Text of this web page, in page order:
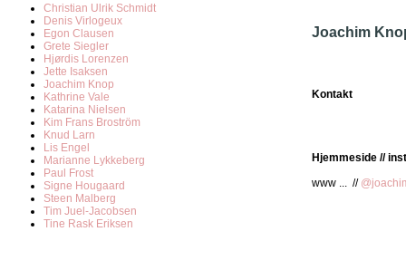
Christian Ulrik Schmidt
Denis Virlogeux
Egon Clausen
Grete Siegler
Hjørdis Lorenzen
Jette Isaksen
Joachim Knop
Kathrine Vale
Katarina Nielsen
Kim Frans Broström
Knud Larn
Lis Engel
Marianne Lykkeberg
Paul Frost
Signe Hougaard
Steen Malberg
Tim Juel-Jacobsen
Tine Rask Eriksen
Joachim
Kontakt
Hjemmeside //
www ... //